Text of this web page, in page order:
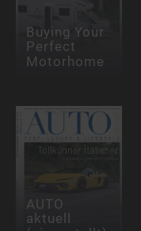
Buying Your
Perfect
Motorhome
AUTO
aktuell